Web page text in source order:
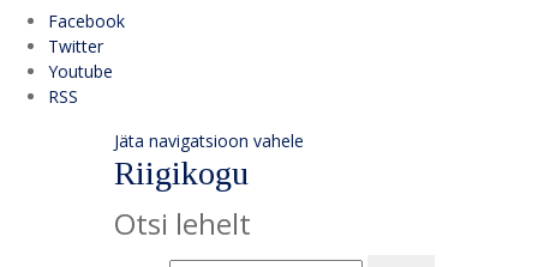
Facebook
Twitter
Youtube
RSS
Jäta navigatsioon vahele
Riigikogu
Otsi lehelt